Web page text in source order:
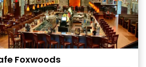
Foxwoods